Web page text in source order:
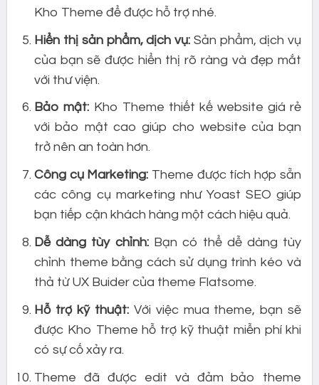
Kho Theme để được hỗ trợ nhé.
Hiển thị sản phẩm, dịch vụ: Sản phẩm, dịch vụ
của bạn sẽ được hiển thị rõ ràng và đẹp mắt
với thư viện.
Bảo mật: Kho Theme thiết kế website giá rẻ
với bảo mật cao giúp cho website của bạn
trở nên an toàn hơn.
Công cụ Marketing: Theme được tích hợp sẵn
các công cụ marketing như Yoast SEO giúp
bạn tiếp cận khách hàng một cách hiệu quả.
Dễ dàng tùy chỉnh:Bạn có thể dễ dàng tùy
chỉnh theme bằng cách sử dụng trình kéo và
thả từ UX Buider của theme Flatsome.
Hỗ trợ kỹ thuật:Với việc mua theme, bạn sẽ
được Kho Theme hỗ trợ kỹ thuật miễn phí khi
có sự cố xảy ra.
Theme đã được edit và đảm bảo theme